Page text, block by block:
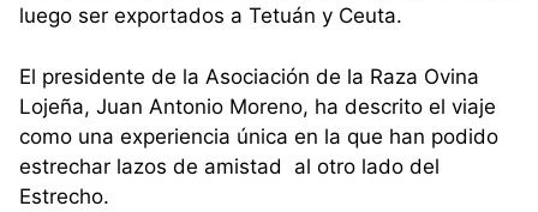
luego ser exportados a Tetuán y Ceuta.
El presidente de la Asociación de la Raza Ovina
Lojeña, Juan Antonio Moreno, ha descrito el viaje
como una experiencia única en la que han podido
estrechar lazos de amistad al otro lado del
Estrecho.